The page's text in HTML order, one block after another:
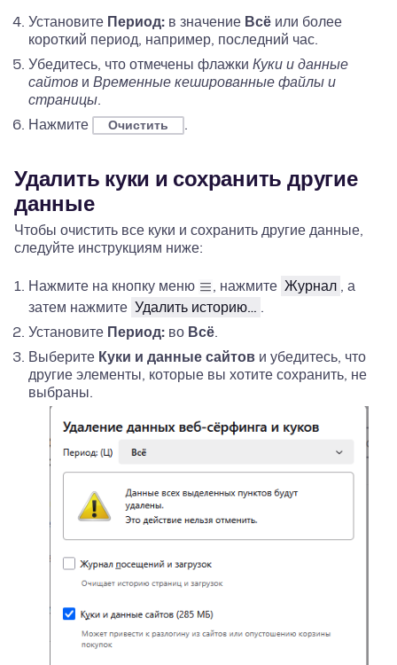
Установите Период: в значение Всё или более
короткий период, например, последний час.
Убедитесь, что отмечены флажки Куки и данные
сайтов и Временные кешированные файлы и
страницы.
Нажмите
Очистить .
Удалить куки и сохранить другие
данные
Чтобы очистить все куки и сохранить другие данные,
следуйте инструкциям ниже:
Нажмите на кнопку меню , нажмите Журнал , а
затем нажмите Удалить историю… .
Установите Период: во Всё.
Выберите Куки и данные сайтов и убедитесь, что
другие элементы, которые вы хотите сохранить, не
выбраны.